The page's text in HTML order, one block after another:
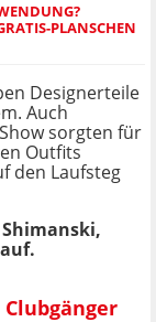
PLANSCHEN
Designerteile
Auch
sorgten für
Outfits
den Laufsteg